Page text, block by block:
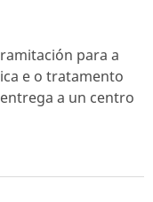
para a
e o tratamento
a un centro